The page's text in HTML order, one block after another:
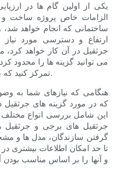
یکی از اولین گام ها در
الزامات خاص پروژه ساخت
ساختمانی که انجام خواهد شد،
ارتفاع و دسترسی مورد
جرثقیل در آن کار خواهد کرد،
می توانید گزینه ها را محدود
تمرکز کنید که بتواند نیازهای خاص شما را برآورده کند.
هنگامی که نیازهای شما به
که در مورد گزینه های جرثقیل
این شامل بررسی انواع مختلف
جرثقیل های برجی و جرثقیل
گرفتن سازندگان، مدل ها و
تا حد امکان اطلاعات بیشتری
و آنها را بر اساس مناسب بودن